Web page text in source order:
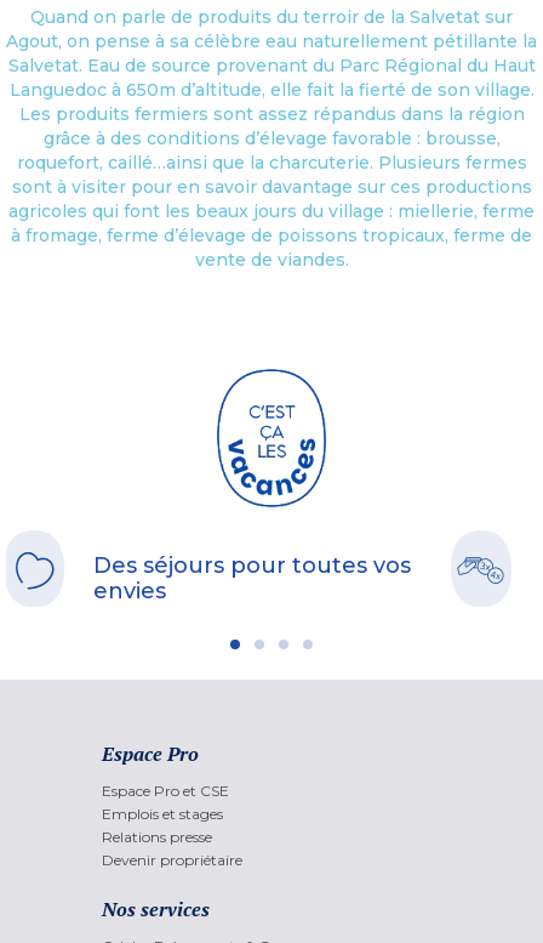
Quand on parle de produits du terroir de la Salvetat sur
Agout, on pense à sa célèbre eau naturellement pétillante la
Salvetat. Eau de source provenant du Parc Régional du Haut
Languedoc à 650m d’altitude, elle fait la fierté de son village.
Les produits fermiers sont assez répandus dans la région
grâce à des conditions d’élevage favorable : brousse,
roquefort, caillé…ainsi que la charcuterie. Plusieurs fermes
sont à visiter pour en savoir davantage sur ces productions
agricoles qui font les beaux jours du village : miellerie, ferme
à fromage, ferme d’élevage de poissons tropicaux, ferme de
vente de viandes.
Des séjours pour toutes vos
envies
Espace Pro
Espace Pro et CSE
Emplois et stages
Relations presse
Devenir propriétaire
Nos services